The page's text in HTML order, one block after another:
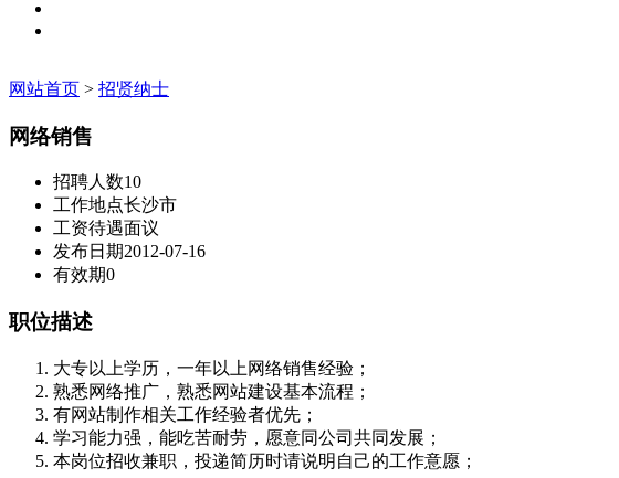
网站首页 > 招贤纳士
网络销售
招聘人数10
工作地点长沙市
工资待遇面议
发布日期2012-07-16
有效期0
职位描述
大专以上学历，一年以上网络销售经验；
熟悉网络推广，熟悉网站建设基本流程；
有网站制作相关工作经验者优先；
学习能力强，能吃苦耐劳，愿意同公司共同发展；
本岗位招收兼职，投递简历时请说明自己的工作意愿；